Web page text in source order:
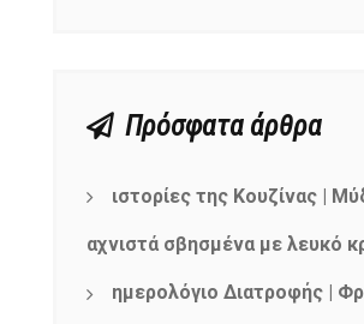
Πρόσφατα άρθρα
ιστορίες της Κουζίνας |
αχνιστά σβησμένα με λευκό
ημερολόγιο Διατροφής |